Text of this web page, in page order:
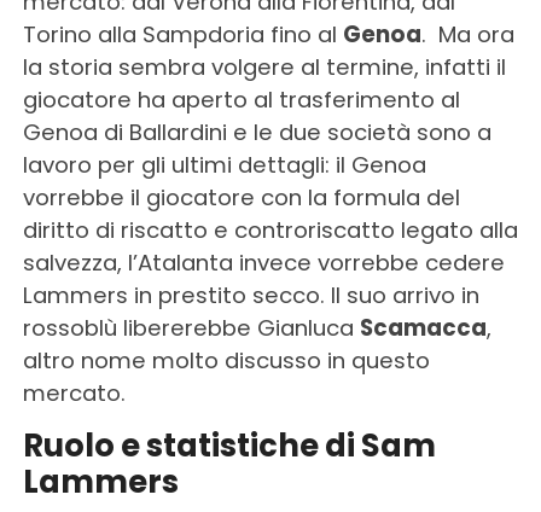
Torino alla Sampdoria fino al Genoa. Ma ora
la storia sembra volgere al termine, infatti il
giocatore ha aperto al trasferimento al
Genoa di Ballardini e le due società sono a
lavoro per gli ultimi dettagli: il Genoa
vorrebbe il giocatore con la formula del
diritto di riscatto e controriscatto legato alla
salvezza, l’Atalanta invece vorrebbe cedere
Lammers in prestito secco. Il suo arrivo in
rossoblù libererebbe Gianluca Scamacca,
altro nome molto discusso in questo
mercato.
Ruolo e statistiche di Sam
Lammers